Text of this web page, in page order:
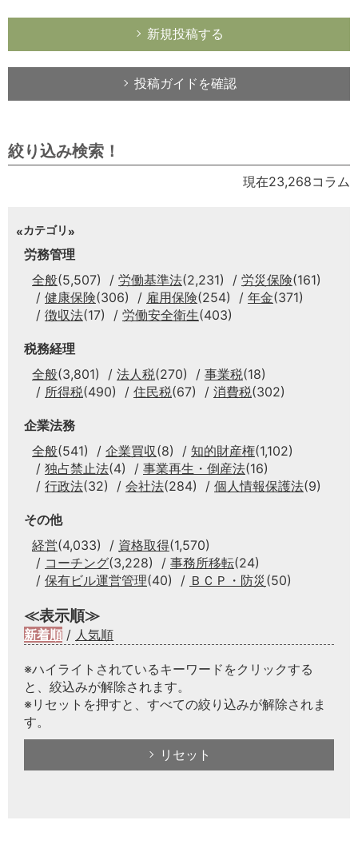
新規投稿する
投稿ガイドを確認
絞り込み検索！
現在23,268コラム
カテゴリ
労務管理
全般(5,507) 労働基準法(2,231) 労災保険(161)
健康保険(306) 雇用保険(254) 年金(371)
徴収法(17) 労働安全衛生(403)
税務経理
全般(3,801) 法人税(270) 事業税(18)
所得税(490) 住民税(67) 消費税(302)
企業法務
全般(541) 企業買収(8) 知的財産権(1,102)
独占禁止法(4) 事業再生・倒産法(16)
行政法(32) 会社法(284) 個人情報保護法(9)
その他
経営(4,033) 資格取得(1,570)
コーチング(3,228) 事務所移転(24)
保有ビル運営管理(40) ＢＣＰ・防災 (50)
≪表示順≫
新着順 / 人気順
※ハイライトされているキーワードをクリックする
と、絞込みが解除されます。
※リセットを押すと、すべての絞り込みが解除されま
す。
リセット